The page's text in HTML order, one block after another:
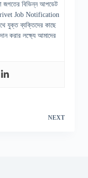
জগতের বিভিন্ন আপডেট
Job Notification
যুক্ত ব্যক্তিদের কাছে
করার লক্ষ্যে আমাদের
NEXT